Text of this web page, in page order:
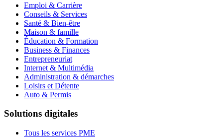
Emploi & Carrière
Conseils & Services
Santé & Bien-être
Maison & famille
Éducation & Formation
Business & Finances
Entrepreneuriat
Internet & Multimédia
Administration & démarches
Loisirs et Détente
Auto & Permis
Solutions digitales
Tous les services PME